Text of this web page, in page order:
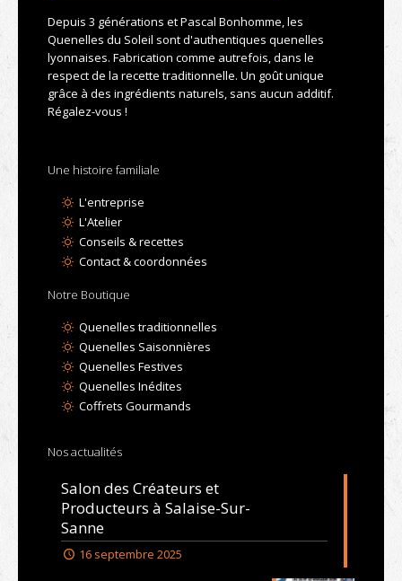
Depuis 3 générations et Pascal Bonhomme, les
Quenelles du Soleil sont d'authentiques quenelles
lyonnaises. Fabrication comme autrefois, dans le
respect de la recette traditionnelle. Un goût unique
grâce à des ingrédients naturels, sans aucun additif.
Régalez-vous !
Une histoire familiale
L'entreprise
L'Atelier
Conseils & recettes
Contact & coordonnées
Notre Boutique
Quenelles traditionnelles
Quenelles Saisonnières
Quenelles Festives
Quenelles Inédites
Coffrets Gourmands
Nos actualités
Salon des Créateurs et
Producteurs à Salaise-Sur-
Sanne
16 septembre 2025